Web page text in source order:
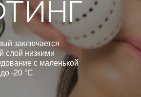
заключается
слой низкими
с маленькой
-20 °С